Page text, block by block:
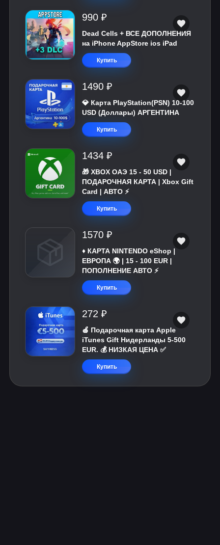
990 ₽
Dead Cells + ВСЕ ДОПОЛНЕНИЯ
на iPhone AppStore ios iPad
Купить
1490 ₽
💎 Карта PlayStation(PSN) 10-100
USD (Доллары) АРГЕНТИНА
Купить
1434 ₽
🎁 XBOX ОАЭ 15 - 50 USD |
ПОДАРОЧНАЯ КАРТА | Xbox Gift
Card | АВТО ⚡
Купить
1570 ₽
♦️ КАРТА NINTENDO eShop |
ЕВРОПА 🌍 | 15 - 100 EUR |
ПОПОЛНЕНИЕ АВТО ⚡
Купить
272 ₽
🍎 Подарочная карта Apple
iTunes Gift Нидерланды 5-500
EUR. 💰 НИЗКАЯ ЦЕНА ✅
Купить